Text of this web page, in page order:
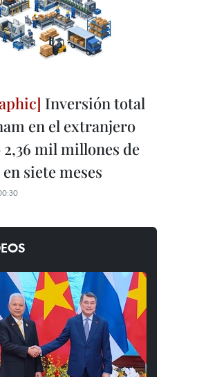
Inversión total
en el extranjero
mil millones de
siete meses